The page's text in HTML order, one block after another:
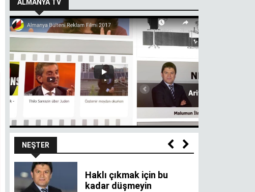
ALMANYA TV
NEŞTER
Haklı çıkmak için bu
kadar düşmeyin